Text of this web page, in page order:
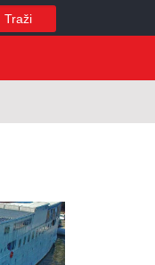
Traži